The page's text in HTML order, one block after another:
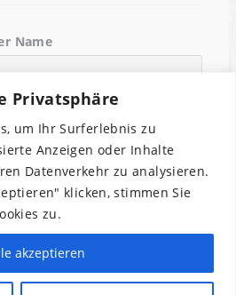
Privatsphäre
um Ihr Surferlebnis zu
Anzeigen oder Inhalte
Datenverkehr zu analysieren.
klicken, stimmen Sie
zu.
akzeptieren
Name
akzeptierst Du unsere